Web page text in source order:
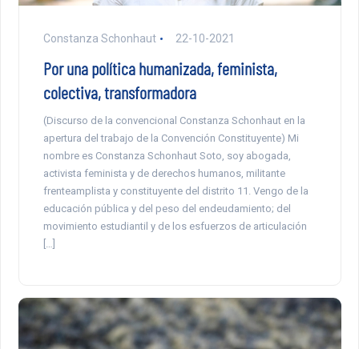
Constanza Schonhaut 22-10-2021
Por una política humanizada, feminista,
colectiva, transformadora
(Discurso de la convencional Constanza Schonhaut en la
apertura del trabajo de la Convención Constituyente) Mi
nombre es Constanza Schonhaut Soto, soy abogada,
activista feminista y de derechos humanos, militante
frenteamplista y constituyente del distrito 11. Vengo de la
educación pública y del peso del endeudamiento; del
movimiento estudiantil y de los esfuerzos de articulación
[…]